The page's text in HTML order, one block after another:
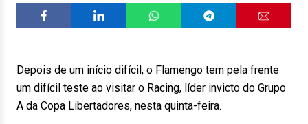
Depois de um início difícil, o Flamengo tem pela frente
um difícil teste ao visitar o Racing, líder invicto do Grupo
A da Copa Libertadores, nesta quinta-feira.